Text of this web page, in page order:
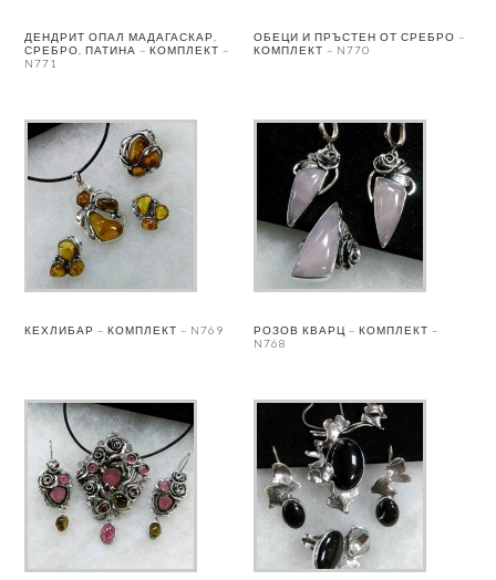
ДЕНДРИТ ОПАЛ МАДАГАСКАР,
СРЕБРО, ПАТИНА – КОМПЛЕКТ –
N771
ОБЕЦИ И ПРЪСТЕН ОТ СРЕБРО –
КОМПЛЕКТ – N770
КЕХЛИБАР – КОМПЛЕКТ – N769
РОЗОВ КВАРЦ – КОМПЛЕКТ –
N768